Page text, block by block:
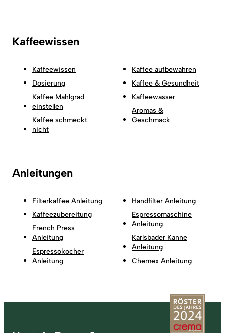
Kaffeewissen
Kaffeewissen
Dosierung
Kaffee Mahlgrad
einstellen
Kaffee schmeckt
nicht
Kaffee aufbewahren
Kaffee & Gesundheit
Kaffeewasser
Aromas &
Geschmack
Anleitungen
Filterkaffee Anleitung
Kaffeezubereitung
French Press
Anleitung
Espressokocher
Anleitung
Handfilter Anleitung
Espressomaschine
Anleitung
Karlsbader Kanne
Anleitung
Chemex Anleitung